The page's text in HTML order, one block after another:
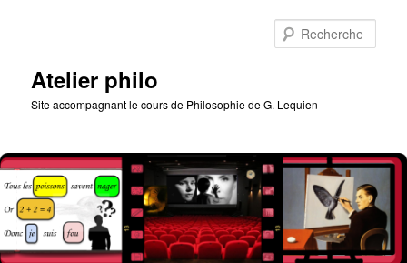
Atelier philo
Site accompagnant le cours de Philosophie de G. Lequien